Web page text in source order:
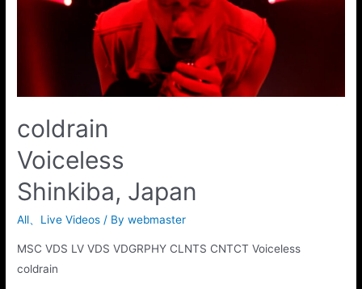
coldrain
Voiceless
Shinkiba, Japan
All Live Videos / Bywebmaster
MSC VDS LV VDS VDGRPHY CLNTS CNTCT Voiceless
coldrain